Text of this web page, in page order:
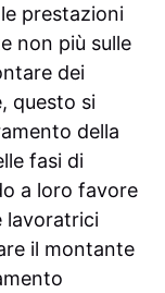
prestazioni
non più sulle
dei
questo si
della
fasi di
a loro favore
lavoratrici
il montante